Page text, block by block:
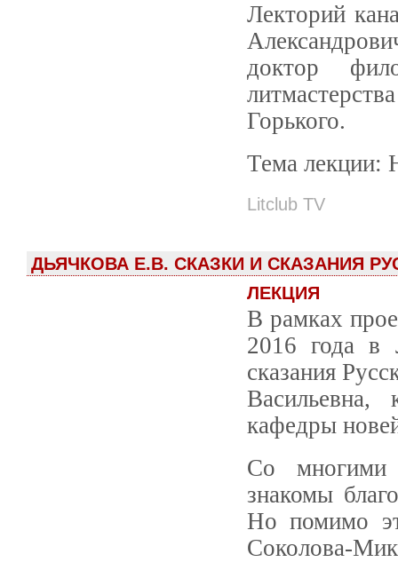
Лекторий
доктор
Горького.
Тема лекции:
Litclub TV
ДЬЯЧКОВА Е.В. СКАЗКИ И СКАЗАНИЯ
ЛЕКЦИЯ
В рамках
2016 года в
сказания
Васильевна,
кафедры
Со многими
знакомы
Но помимо
Соколова-